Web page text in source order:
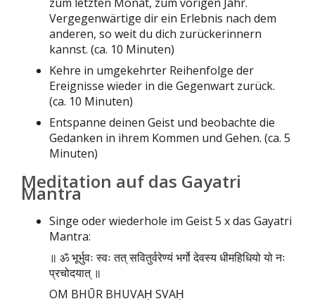
Vergegenwärtige dir ein Erlebnis nach dem
anderen, so weit du dich zurückerinnern
kannst. (ca. 10 Minuten)
Kehre in umgekehrter Reihenfolge der
Ereignisse wieder in die Gegenwart zurück.
(ca. 10 Minuten)
Entspanne deinen Geist und beobachte die
Gedanken in ihrem Kommen und Gehen. (ca. 5
Minuten)
Meditation auf das Gayatri
Mantra
Singe oder wiederhole im Geist 5 x das Gayatri
Mantra:
॥ ॐ भूर्भुवः स्वः तत् सवितुर्वरेण्यं भर्गो देवस्य धीमहिधियो यो नः
प्रचोदयात् ॥
OM BHŪR BHUVAḤ SVAḤ